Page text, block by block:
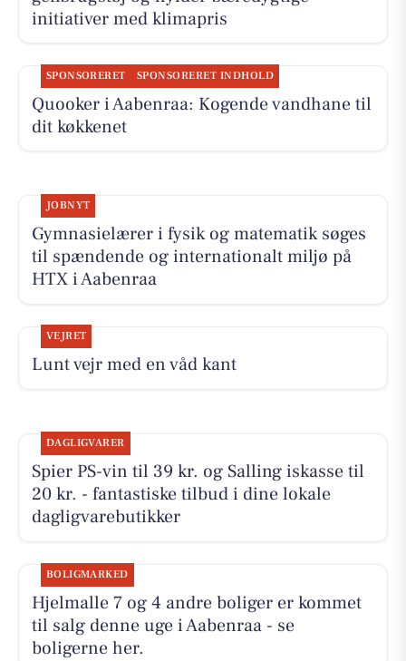
initiativer med klimapris
SPONSORERET SPONSORERET INDHOLD
Quooker i Aabenraa: Kogende vandhane til
dit køkkenet
JOBNYT
Gymnasielærer i fysik og matematik søges
til spændende og internationalt miljø på
HTX i Aabenraa
VEJRET
Lunt vejr med en våd kant
DAGLIGVARER
Spier PS-vin til 39 kr. og Salling iskasse til
20 kr. - fantastiske tilbud i dine lokale
dagligvarebutikker
BOLIGMARKED
Hjelmalle 7 og 4 andre boliger er kommet
til salg denne uge i Aabenraa - se
boligerne her.